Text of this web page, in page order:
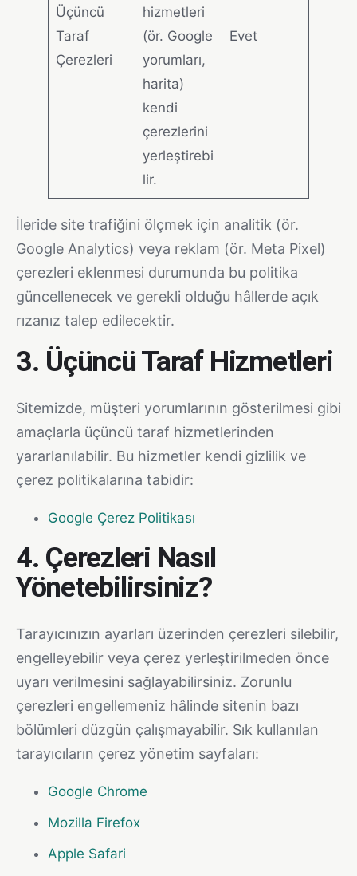
Üçüncü
Taraf
Çerezleri
hizmetleri
(ör. Google
yorumları,
harita)
kendi
çerezlerini
yerleştirebi
lir.
Evet
İleride site trafiğini ölçmek için analitik (ör.
Google Analytics) veya reklam (ör. Meta Pixel)
çerezleri eklenmesi durumunda bu politika
güncellenecek ve gerekli olduğu hâllerde açık
rızanız talep edilecektir.
3. Üçüncü Taraf Hizmetleri
Sitemizde, müşteri yorumlarının gösterilmesi gibi
amaçlarla üçüncü taraf hizmetlerinden
yararlanılabilir. Bu hizmetler kendi gizlilik ve
çerez politikalarına tabidir:
Google Çerez Politikası
4. Çerezleri Nasıl
Yönetebilirsiniz?
Tarayıcınızın ayarları üzerinden çerezleri silebilir,
engelleyebilir veya çerez yerleştirilmeden önce
uyarı verilmesini sağlayabilirsiniz. Zorunlu
çerezleri engellemeniz hâlinde sitenin bazı
bölümleri düzgün çalışmayabilir. Sık kullanılan
tarayıcıların çerez yönetim sayfaları:
Google Chrome
Mozilla Firefox
Apple Safari